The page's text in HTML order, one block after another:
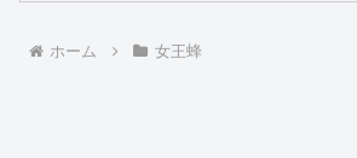
ホーム 女王蜂